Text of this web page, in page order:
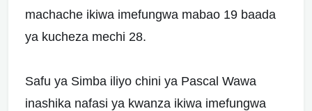
machache ikiwa imefungwa mabao 19 baada
ya kucheza mechi 28.
Safu ya Simba iliyo chini ya Pascal Wawa
inashika nafasi ya kwanza ikiwa imefungwa